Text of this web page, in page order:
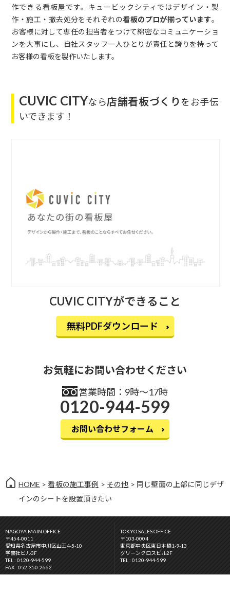
作できる看板屋です。キュービックシティではデザイン・製
作・施工・撤去処分をそれぞれの看板のプロが揃っています。
お客様に対して専任の担当者をつけて綿密なコミュニケーショ
ンを大事にし、自社スタッフ一人ひとりが責任と誇りを持って
お客様の看板を製作いたします。
CUVIC CITYなら店舗看板づくりをお手伝
いできます！
CUVIC CITYができること
無料PDFダウンロード
お気軽にお問い合わせください
営業時間：9時〜17時
0120-944-599
お問い合わせフォーム
HOME >看板の施工事例 > その他 > 同じ壁面の上部に同じデザ
インのシートを設置頂きたい
NAGOYA MAIN OFFICE
〒454-0011
愛知県名古屋市中川区山王4-5-10
学宝社ビル3F
TEL : 0120-944-599
FAX : 052-350-2662
TOKYO SALES OFFICE
〒103-0004
東京都中央区東日本橋1-9-13
グリーンクロスビル2F
TEL : 0120-944-599